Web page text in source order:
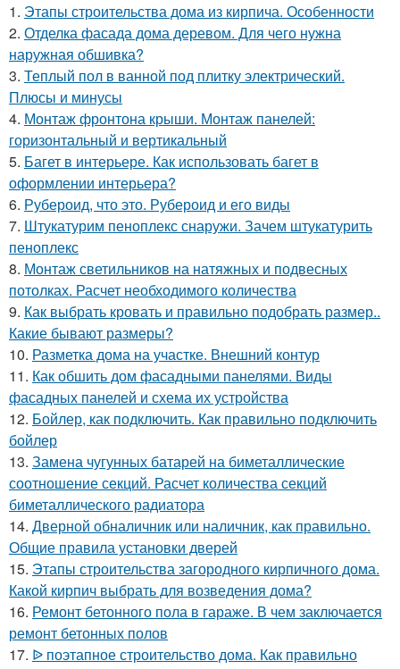
1. Этапы строительства дома из кирпича. Особенности
2. Отделка фасада дома деревом. Для чего нужна
наружная обшивка?
3. Теплый пол в ванной под плитку электрический.
Плюсы и минусы
4. Монтаж фронтона крыши. Монтаж панелей:
горизонтальный и вертикальный
5. Багет в интерьере. Как использовать багет в
оформлении интерьера?
6. Рубероид, что это. Рубероид и его виды
7. Штукатурим пеноплекс снаружи. Зачем штукатурить
пеноплекс
8. Монтаж светильников на натяжных и подвесных
потолках. Расчет необходимого количества
9. Как выбрать кровать и правильно подобрать размер..
Какие бывают размеры?
10. Разметка дома на участке. Внешний контур
11. Как обшить дом фасадными панелями. Виды
фасадных панелей и схема их устройства
12. Бойлер, как подключить. Как правильно подключить
бойлер
13. Замена чугунных батарей на биметаллические
соотношение секций. Расчет количества секций
биметаллического радиатора
14. Дверной обналичник или наличник, как правильно.
Общие правила установки дверей
15. Этапы строительства загородного кирпичного дома.
Какой кирпич выбрать для возведения дома?
16. Ремонт бетонного пола в гараже. В чем заключается
ремонт бетонных полов
17. ᐉ поэтапное строительство дома. Как правильно